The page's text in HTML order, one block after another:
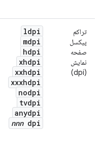
تراکم
پیکسل
صفحه
نمایش
(dpi)
ldpi
mdpi
hdpi
xhdpi
xxhdpi
xxxhdpi
nodpi
tvdpi
anydpi
nnndpi